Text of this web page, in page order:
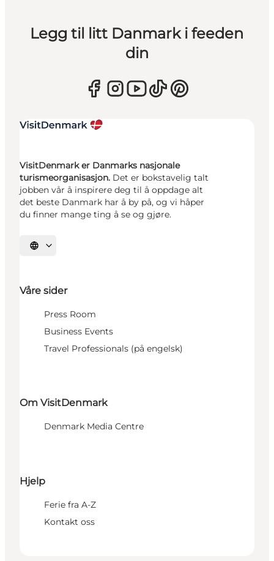
Legg til litt Danmark i feeden
din
VisitDenmark er Danmarks nasjonale
turismeorganisasjon. Det er bokstavelig talt
jobben vår å inspirere deg til å oppdage alt
det beste Danmark har å by på, og vi håper
du finner mange ting å se og gjøre.
Velg språk
Våre sider
Press Room
Business Events
Travel Professionals (på engelsk)
Om VisitDenmark
Denmark Media Centre
Hjelp
Ferie fra A-Z
Kontakt oss